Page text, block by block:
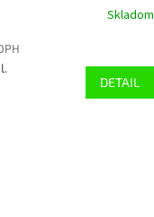
Skladom
DETAIL